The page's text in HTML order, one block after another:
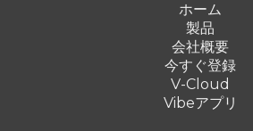
ホーム
製品
会社概要
今すぐ登録
V-Cloud
Vibeアプリ